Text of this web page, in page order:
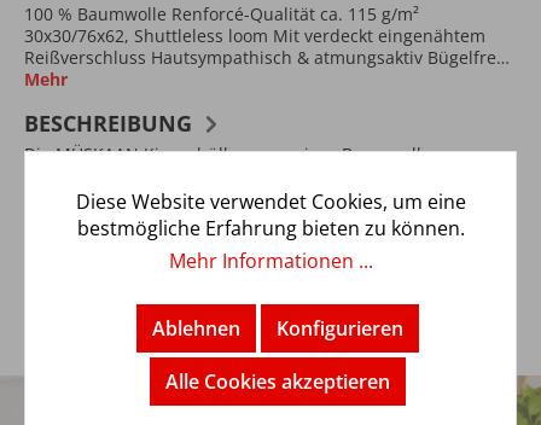
100 % Baumwolle Renforcé-Qualität ca. 115 g/m²
30x30/76x62, Shuttleless loom Mit verdeckt eingenähtem
Reißverschluss Hautsympathisch & atmungsaktiv Bügelfre…
Mehr
BESCHREIBUNG
Die MÜSKAAN Kissenhüllen aus reiner Baumwolle
Verarbeitung. Der feinfädige Renforcé Stoff ist
temperaturausgleichend und h… Mehr
TRENDBUY24 NEWSLETTER
Diese Website verwendet Cookies, um eine
bestmögliche Erfahrung bieten zu können.
Mehr Informationen ...
Ablehnen
Konfigurieren
Alle Cookies akzeptieren